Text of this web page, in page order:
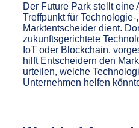
Der Future Park stellt eine
Treffpunkt für
Marktentscheider dient.
zukunftsgerichtete
IoT oder Blockchain,
hilft Entscheidern den
urteilen, welche
Unternehmen helfen